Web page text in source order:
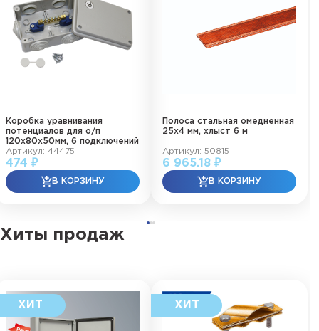
Коробка уравнивания
потенциалов для о/п
120х80х50мм, 6 подключений
Артикул: 44475
474 ₽
Полоса стальная омедненная
25х4 мм, хлыст 6 м
Артикул: 50815
6 965.18 ₽
Хиты продаж